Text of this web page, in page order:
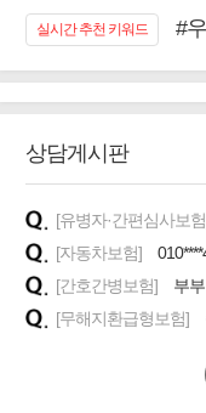
실시간 추천 키워드
#
#
#
#
#
상담게시판
[유병자·간편심사보
[자동차보험]
[간호간병보험]
부
[무해지환급형보험]